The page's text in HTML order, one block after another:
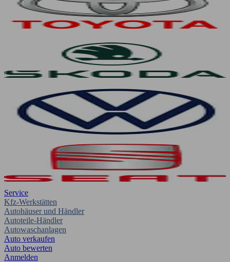
Service
Kfz-Werkstätten
Autohäuser und Händler
Autoteile-Händler
Autowaschanlagen
Auto verkaufen
Auto bewerten
Anmelden